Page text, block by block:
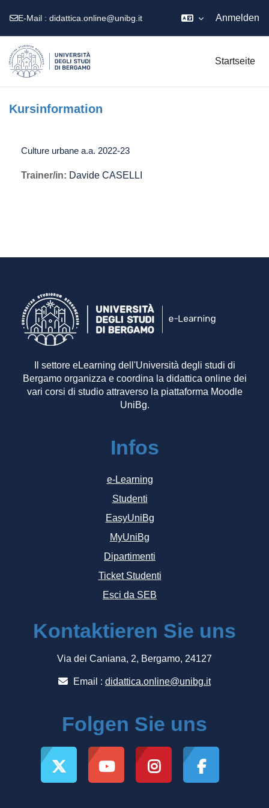
E-Mail : didattica.online@unibg.it Anmelden
Startseite
Kursinformation
Culture urbane a.a. 2022-23
Trainer/in: Davide CASELLI
Il settore eLearning dell'Università degli studi di
Bergamo organizza e coordina la didattica online dei
vari corsi di studio attraverso la piattaforma Moodle
UniBg.
Infos
e-Learning
Studenti
EasyUniBg
MyUniBg
Dipartimenti
Ticket Studenti
Esci da SEB
Kontaktieren Sie uns
Via dei Caniana, 2, Bergamo, 24127
Email : didattica.online@unibg.it
Folgen Sie uns